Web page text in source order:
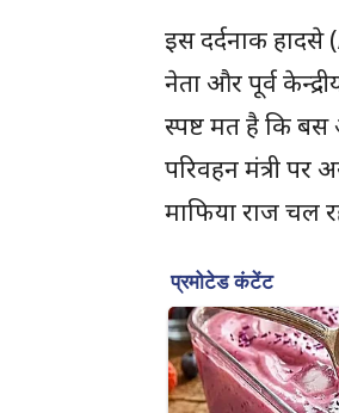
इस दर्दनाक
नेता और पूर्व
स्पष्ट मत है कि
परिवहन मंत्री
माफिया राज चल